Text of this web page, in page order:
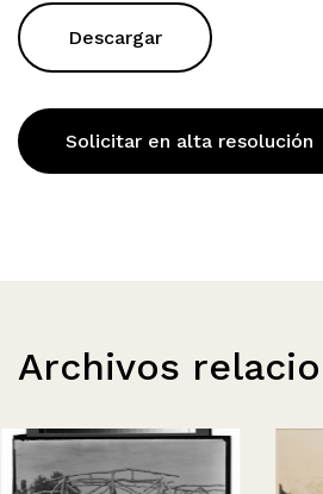
Descargar
Solicitar en alta resolución
Archivos